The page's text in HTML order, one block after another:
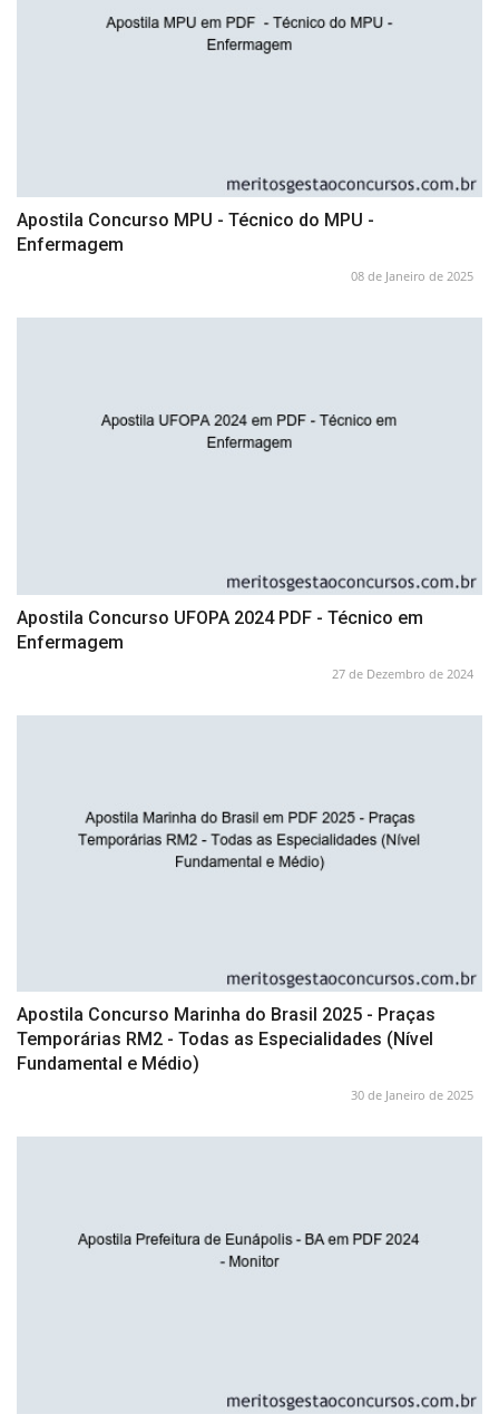
Apostila Concurso MPU - Técnico do MPU -
Enfermagem
08 de Janeiro de 2025
Apostila Concurso UFOPA 2024 PDF - Técnico em
Enfermagem
27 de Dezembro de 2024
Apostila Concurso Marinha do Brasil 2025 - Praças
Temporárias RM2 - Todas as Especialidades (Nível
Fundamental e Médio)
30 de Janeiro de 2025